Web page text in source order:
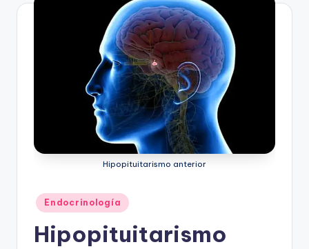
Hipopituitarismo anterior
Publicado
en
Endocrinología
Hipopituitarismo